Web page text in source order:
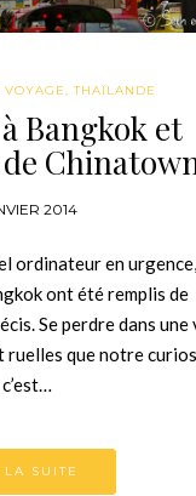
VOYAGE,THAÏLANDE
Bangkok et
2014
ordinateur en urgence,
ont été remplis de
Se perdre dans une
ruelles que notre
LA SUITE